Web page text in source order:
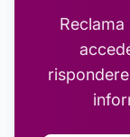
Reclama